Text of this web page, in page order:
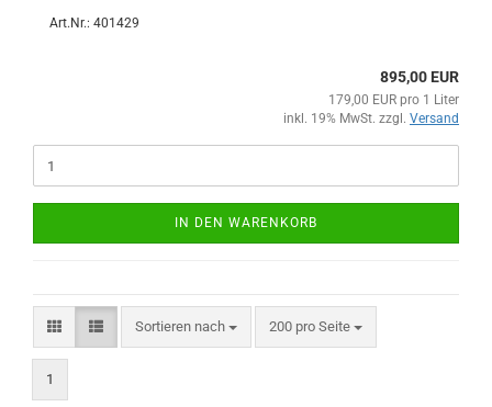
Art.Nr.: 401429
895,00 EUR
179,00 EUR pro 1 Liter
inkl. 19% MwSt. zzgl. Versand
IN DEN WARENKORB
Sortieren nach 200 pro Seite
1